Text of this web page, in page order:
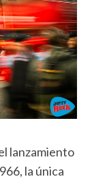
lanzamiento
la única